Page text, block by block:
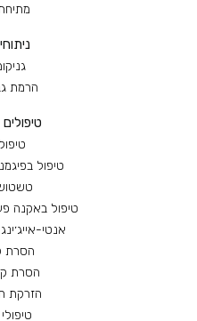
הרמת
טיפול
טיפול באקנה
אנטי-
הסרת
הסרת
הזרקת